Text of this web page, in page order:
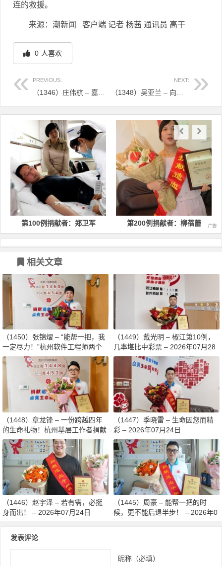
连的救援。
来源：潮新闻 客户端 记者 杨茜 通讯员 高干
0 人喜欢
PREVIOUS: NEXT:
文章导航
第100例捐献者：郑卫军 第200例捐献者：柳蓓蕾
相关文章
（1450）张锦熠 – “能帮一把，我
一定尽力！”杭州软件工程师两个
月减重13斤赴生命之约 – 2026年0
8月03日
（1449）戴光明 – 椒江第10例，
几率堪比中彩票 – 2026年07月28
日
（1448）章龙锋 – 一份跨越四年
的生命礼物！杭州基层工作者捐献
造血干细胞传递希望 – 2026年07
月27日
（1447）季晓雷 – 生命因您而精
彩 – 2026年07月24日
（1446）赵宇泽 – 若有需，必挺
身而出！ – 2026年07月24日
（1445）周豪 – 能帮一把的时
候，更不能后退半步！ – 2026年0
发表评论
昵称（必填）